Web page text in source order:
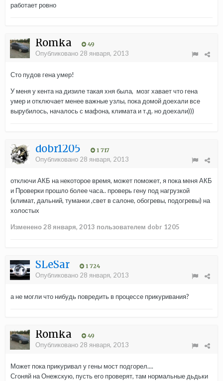
работает ровно
Romka 49
Опубликовано 28 января, 2013
Сто пудов гена умер!
У меня у кента на дизиле такая хня была, мозг хавает что гена
умер и отключает менее важные узлы, пока домой доехали все
вырубилось, началось с мафона, климата и т.д. но доехали)))
dobr1205 1 717
Опубликовано 28 января, 2013
отключи АКБ на некоторое время, может поможет, я пока меня АКБ
и Проверки прошло более часа.. проверь гену под нагрузкой
(климат, дальний, туманки ,свет в салоне, обогревы, подогревы) на
холостых
Изменено28 января, 2013 пользователем dobr 1205
SLeSar 1 724
Опубликовано 28 января, 2013
а не могли что нибудь повредить в процессе прикуривания?
Romka 49
Опубликовано 28 января, 2013
Может пока прикуривал у гены мост подгорел....
Сгоняй на Онежскую, пусть его проверят, там нормальные дьдьки